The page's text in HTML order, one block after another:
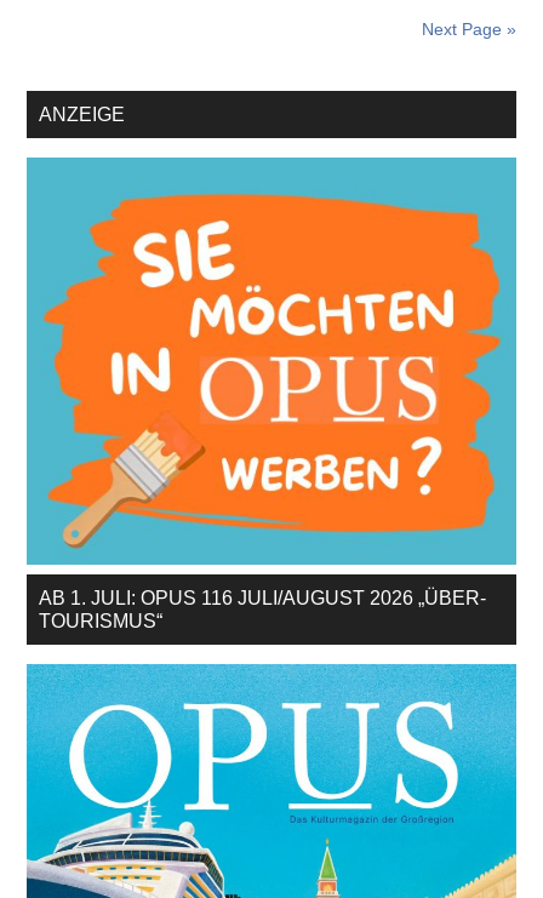
Next Page »
Primary
Sidebar
ANZEIGE
AB 1. JULI: OPUS 116 JULI/AUGUST 2026 „ÜBER-
TOURISMUS“